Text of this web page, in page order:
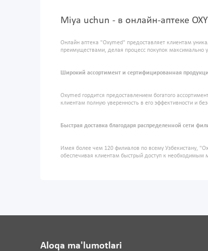
Miya uchun - в онлайн-аптеке
Онлайн аптека "Oxymed" предоставляет клиентам
преимуществами, делая процесс покупок максимально
Широкий ассортимент и сертифицированная
Oxymed гордится предоставлением богатого
клиентам полную уверенность в его эффективности и
Быстрая доставка благодаря распределенной сети
Имея более чем 120 филиалов по всему Узбекистану,
обеспечивая клиентам быстрый доступ к необходимым
Aloqa ma'lumotlari